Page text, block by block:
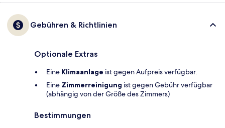
Gebühren & Richtlinien
Optionale Extras
Eine Klimaanlage ist gegen Aufpreis verfügbar.
Eine Zimmerreinigung ist gegen Gebühr verfügbar
(abhängig von der Größe des Zimmers)
Bestimmungen